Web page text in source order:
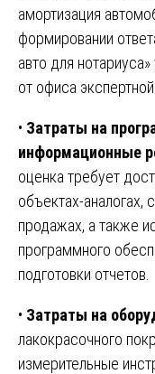
амортизация
формировании
авто для
от офиса экспертной
• Затраты на
информационные
оценка требует
объектах-аналогах,
продажах, а также
программного
подготовки отчетов.
• Затраты на
лакокрасочного
измерительные